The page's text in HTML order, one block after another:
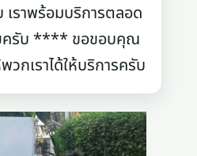
เราพร้อมบริการตลอด
ยครับ **** ขอขอบคุณ
วกเราได้ให้บริการครับ